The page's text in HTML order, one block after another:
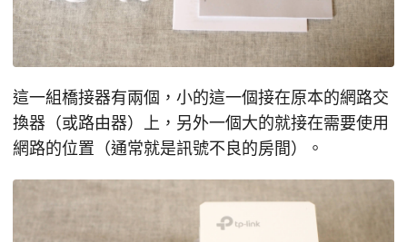
這一組橋接器有兩個，小的這一個接在原本的網路交
換器（或路由器）上，另外一個大的就接在需要使用
網路的位置（通常就是訊號不良的房間）。